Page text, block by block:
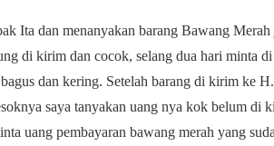
Ita dan menanyakan barang Bawang
di kirim dan cocok, selang dua hari minta
dan kering. Setelah barang di kirim ke
saya tanyakan uang nya kok belum di
uang pembayaran bawang merah yang